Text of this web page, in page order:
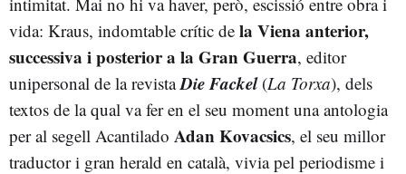
vida: Kraus, indomtable crític de la Viena anterior,
successiva i posterior a la Gran Guerra, editor
unipersonal de la revistaDie Fackel(La Torxa), dels
textos de la qual va fer en el seu moment una antologia
per al segell Acantilado Adan Kovacsics, el seu millor
traductor i gran herald en català, vivia pel periodisme i